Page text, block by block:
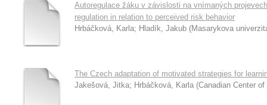
Autoregulace žáku v závislosti na vnímaných
regulation in relation to perceived risk behavior
Hrbáčková, Karla; Hladík, Jakub (Masarykova
The Czech adaptation of motivated strategies for
Jakešová, Jitka; Hrbáčková, Karla (Canadian Center